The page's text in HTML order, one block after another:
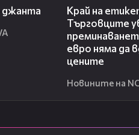
джанта
Край на
Търговците
евро няма да
цените
Новините на